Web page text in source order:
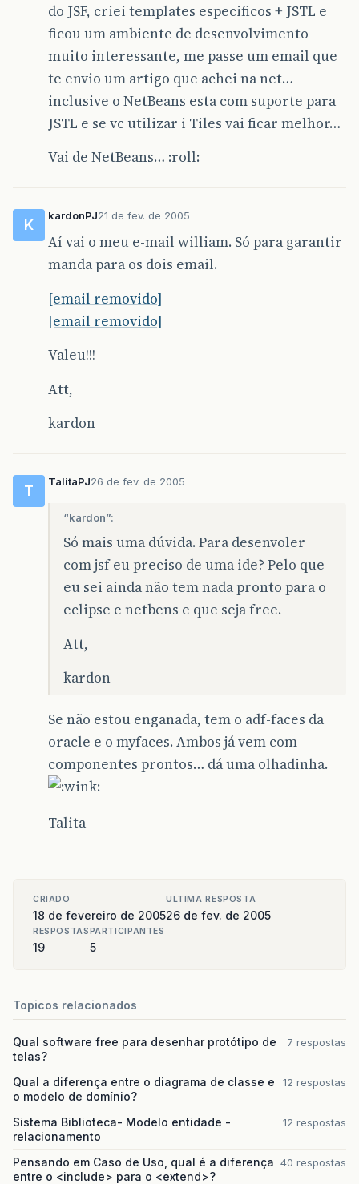
do JSF, criei templates especificos + JSTL e
ficou um ambiente de desenvolvimento
muito interessante, me passe um email que
te envio um artigo que achei na net…
inclusive o NetBeans esta com suporte para
JSTL e se vc utilizar i Tiles vai ficar melhor…
Vai de NetBeans… :roll:
K
kardonPJ21 de fev. de 2005
Aí vai o meu e-mail william. Só para garantir
manda para os dois email.
[email removido]
[email removido]
Valeu!!!
Att,
kardon
T
TalitaPJ26 de fev. de 2005
“kardon”:
Só mais uma dúvida. Para desenvoler
com jsf eu preciso de uma ide? Pelo que
eu sei ainda não tem nada pronto para o
eclipse e netbens e que seja free.
Att,
kardon
Se não estou enganada, tem o adf-faces da
oracle e o myfaces. Ambos já vem com
componentes prontos… dá uma olhadinha.
Talita
CRIADO
18 de fevereiro de 2005
ULTIMA RESPOSTA
26 de fev. de 2005
RESPOSTAS
19
PARTICIPANTES
5
Topicos relacionados
Qual software free para desenhar protótipo de
telas?
7 respostas
Qual a diferença entre o diagrama de classe e
o modelo de domínio?
12 respostas
Sistema Biblioteca- Modelo entidade -
relacionamento
12 respostas
Pensando em Caso de Uso, qual é a diferença
entre o <include> para o <extend>?
40 respostas